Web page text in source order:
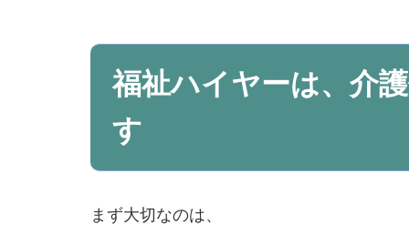
福祉ハイヤーは、介
す
まず大切なのは、